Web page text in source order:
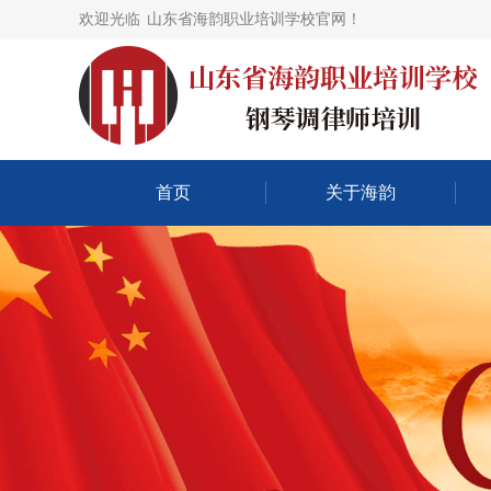
欢迎光临 山东省海韵职业培训学校官网！
首页 关于海韵